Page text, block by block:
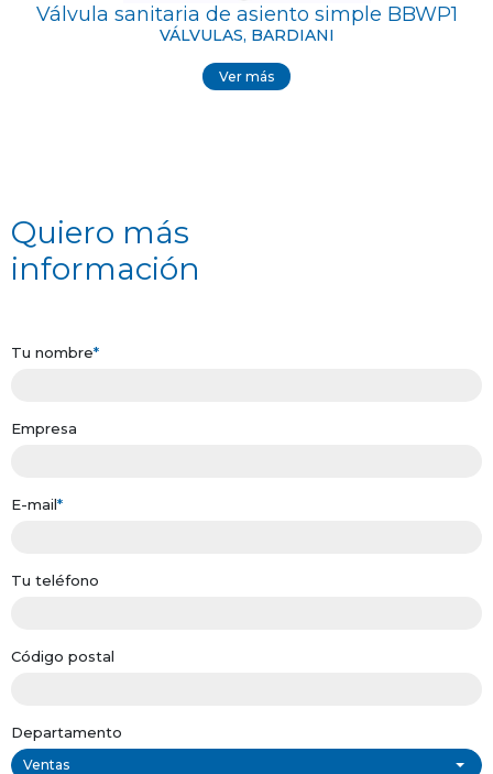
Válvula sanitaria de asiento simple BBWP1
VÁLVULAS, BARDIANI
Ver más
Quiero más
información
Tu nombre*
Empresa
E-mail*
Tu teléfono
Código postal
Departamento
Ventas